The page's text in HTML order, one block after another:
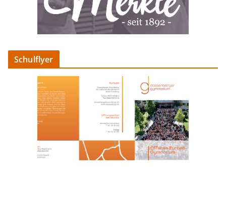
Schulflyer